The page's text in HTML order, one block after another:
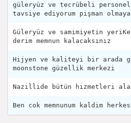
güleryüz ve tecrübeli personel
tavsiye ediyorum pişman
Güleryüz ve samimiyetin
derim memnun kalacaksınız
Hijyen ve kaliteyi bir arada
moonstone güzellik merkezi
Nazillide bütün hizmetleri
Ben cok memnunum kaldim